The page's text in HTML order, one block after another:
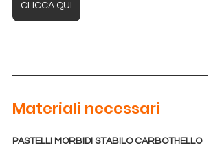
CLICCA QUI
Materiali necessari
PASTELLI MORBIDI STABILO CARBOTHELLO